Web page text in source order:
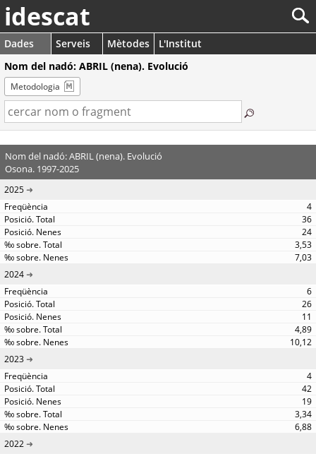
idescat
Dades Serveis Mètodes
L'Institut
Nom del nadó: ABRIL (nena). Evolució
Metodologia
Nom del nadó: ABRIL (nena). Evolució
Osona. 1997-2025
2025
4
36
24
3,53
7,03
2024
6
26
11
4,89
10,12
2023
4
42
19
3,34
6,88
2022